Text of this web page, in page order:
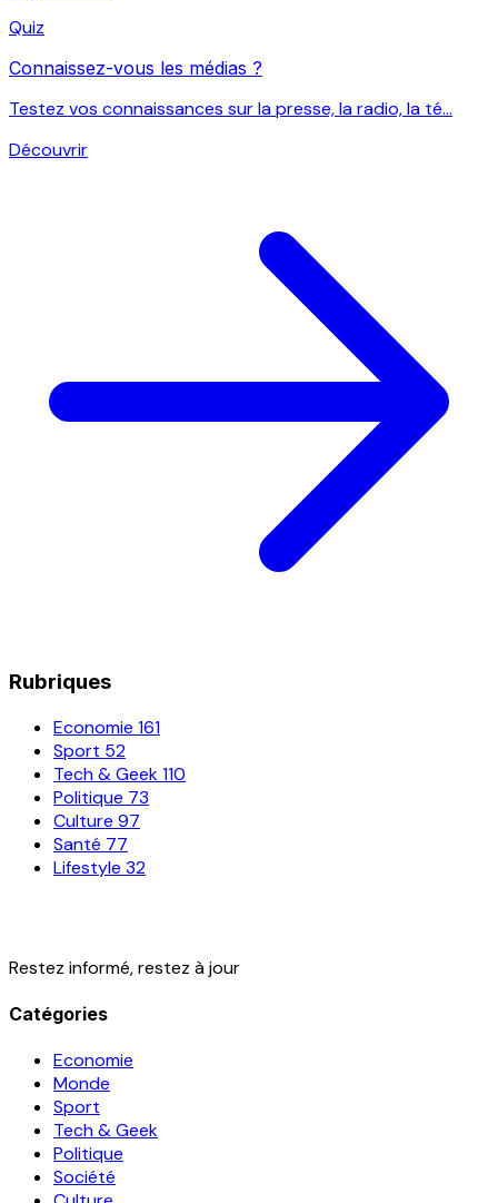
Quiz
Connaissez-vous les médias ?
Testez vos connaissances sur la presse, la radio, la té...
Découvrir
Rubriques
Economie 161
Sport 52
Tech & Geek110
Politique 73
Culture 97
Santé 77
Lifestyle 32
Restez informé, restez à jour
Catégories
Economie
Monde
Sport
Tech & Geek
Politique
Société